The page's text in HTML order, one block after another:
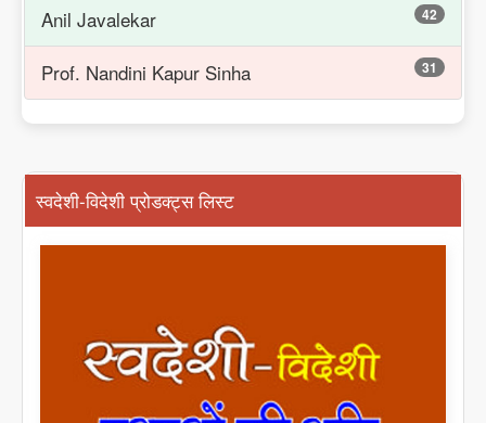
Anil Javalekar 42
Prof. Nandini Kapur Sinha 31
स्वदेशी-विदेशी प्रोडक्ट्स लिस्ट